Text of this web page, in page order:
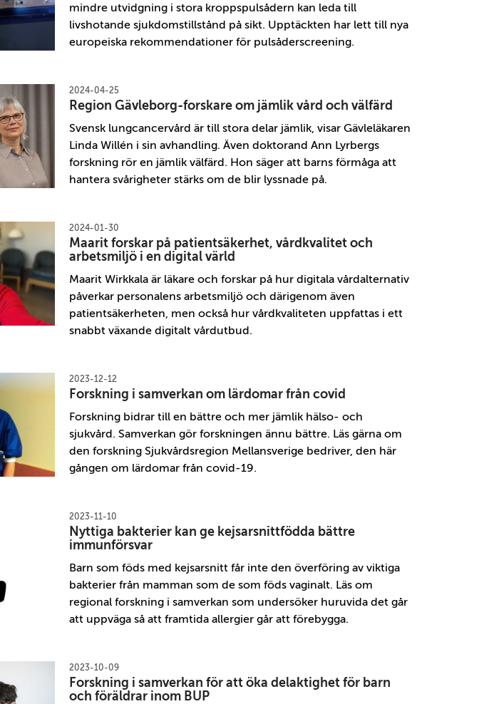
mindre utvidgning i stora kroppspulsådern kan leda till
livshotande sjukdomstillstånd på sikt. Upptäckten har lett till nya
europeiska rekommendationer för pulsåderscreening.
2024-04-25
Region Gävleborg-forskare om jämlik vård och välfärd
Svensk lungcancervård är till stora delar jämlik, visar Gävleläkaren
Linda Willén i sin avhandling. Även doktorand Ann Lyrbergs
forskning rör en jämlik välfärd. Hon säger att barns förmåga att
hantera svårigheter stärks om de blir lyssnade på.
2024-01-30
Maarit forskar på patientsäkerhet, vårdkvalitet och
arbetsmiljö i en digital värld
Maarit Wirkkala är läkare och forskar på hur digitala vårdalternativ
påverkar personalens arbetsmiljö och därigenom även
patientsäkerheten, men också hur vårdkvaliteten uppfattas i ett
snabbt växande digitalt vårdutbud.
2023-12-12
Forskning i samverkan om lärdomar från covid
Forskning bidrar till en bättre och mer jämlik hälso- och
sjukvård. Samverkan gör forskningen ännu bättre. Läs gärna om
den forskning Sjukvårdsregion Mellansverige bedriver, den här
gången om lärdomar från covid-19.
2023-11-10
Nyttiga bakterier kan ge kejsarsnittfödda bättre
immunförsvar
Barn som föds med kejsarsnitt får inte den överföring av viktiga
bakterier från mamman som de som föds vaginalt. Läs om
regional forskning i samverkan som undersöker huruvida det går
att uppväga så att framtida allergier går att förebygga.
2023-10-09
Forskning i samverkan för att öka delaktighet för barn
och föräldrar inom BUP